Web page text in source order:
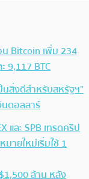
Bitcoin เพิ่ม 234
9,117 BTC
นสิ่งดีสำหรับสหรัฐฯ”
นดอลลาร์
และ SPB เทรดคริป
ายใหม่เริ่มใช้ 1
ล้าน หลัง